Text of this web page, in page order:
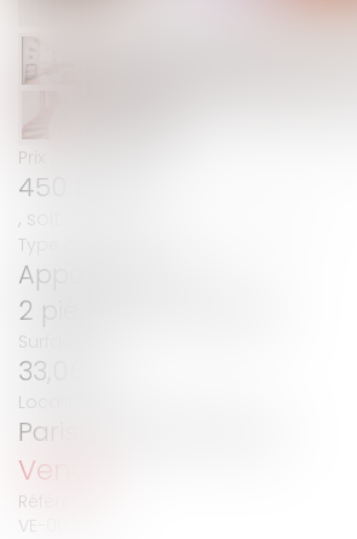
Prix :
450 000
, soit 436 893 € hors honoraires.
Type de bien :
Appartement
2 pièces / 1 chambre
Surface :
33,06m²
Localité :
Paris (75007) France
Vendu
Référence :
VE-00305